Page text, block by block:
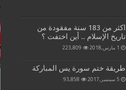
اكثر من 183 سنة مفقودة من
تاريخ الإسلام .. أين اختفت ؟
1 مارس,2018 223,809
طريقة ختم سورة يس المباركة
5 سبتمبر,2017 93,858